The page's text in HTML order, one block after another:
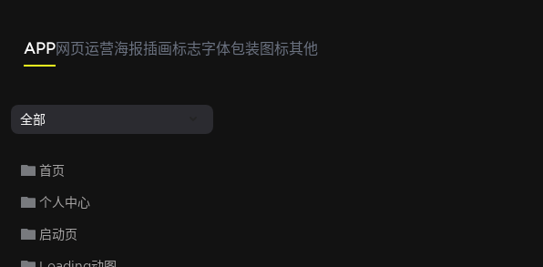
APP网页运营海报插画标志字体包装图标其他
全部
首页
个人中心
启动页